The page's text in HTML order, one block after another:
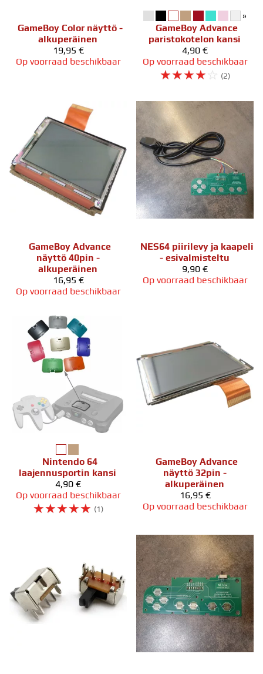
GameBoy Color näyttö -
alkuperäinen
19,95 €
Op voorraad beschikbaar
»
GameBoy Advance
paristokotelon kansi
4,90 €
Op voorraad beschikbaar
☆☆☆☆☆ (2)
GameBoy Advance
näyttö 40pin -
alkuperäinen
16,95 €
Op voorraad beschikbaar
NES64 piirilevy ja kaapeli
- esivalmisteltu
9,90 €
Op voorraad beschikbaar
Nintendo 64
laajennusportin kansi
4,90 €
Op voorraad beschikbaar
☆☆☆☆☆ (1)
GameBoy Advance
näyttö 32pin -
alkuperäinen
16,95 €
Op voorraad beschikbaar